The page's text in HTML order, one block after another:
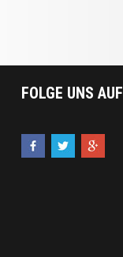
FOLGE UNS AUF